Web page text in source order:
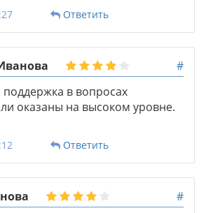
Ответить
#
в вопросах
оказаны на высоком уровне.
Ответить
#